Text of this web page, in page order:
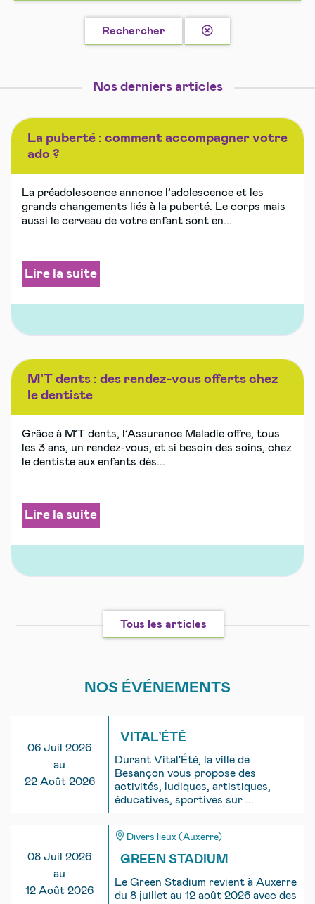
en
sécurité
Rechercher
Effacer
la
Nos derniers articles
La puberté : comment accompagner votre
ado ?
La préadolescence annonce l’adolescence et les
grands changements liés à la puberté. Le corps mais
aussi le cerveau de votre enfant sont en...
Lire la suite
M’T dents : des rendez-vous offerts chez
le dentiste
Grâce à M’T dents, l’Assurance Maladie offre, tous
les 3 ans, un rendez-vous, et si besoin des soins, chez
le dentiste aux enfants dès...
Lire la suite
Tous les articles
NOS ÉVÉNEMENTS
06 Juil 2026
au
22 Août 2026
VITAL’ÉTÉ
Durant Vital'Été, la ville de
Besançon vous propose des
activités, ludiques, artistiques,
éducatives, sportives sur ...
08 Juil 2026
au
12 Août 2026
Divers lieux (Auxerre)
GREEN STADIUM
Le Green Stadium revient à Auxerre
du 8 juillet au 12 août 2026 avec des